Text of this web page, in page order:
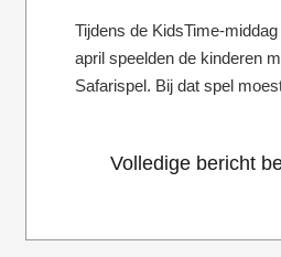
Tijdens de KidsTime-
april speelden de kinderen
Safarispel. Bij dat spel
Volledige bericht